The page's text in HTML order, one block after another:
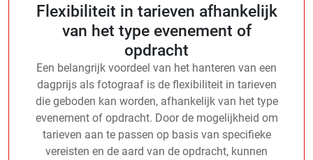
Flexibiliteit in tarieven afhankelijk
van het type evenement of
opdracht
Een belangrijk voordeel van het hanteren van een
dagprijs als fotograaf is de flexibiliteit in tarieven
die geboden kan worden, afhankelijk van het type
evenement of opdracht. Door de mogelijkheid om
tarieven aan te passen op basis van specifieke
vereisten en de aard van de opdracht, kunnen